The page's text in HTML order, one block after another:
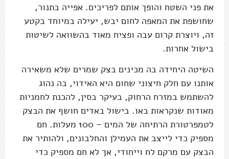
את פני השטח והופך אותם לפריכים. אפייה בתנור,
שחושפת את המאפה לחום יבש, יעילה במיוחד בקטע
זה, ויוצרת קרום עבה ופציח מאוד בהשוואה לשיטות
בישול אחרות.
השיטה היחידה בה מכינים בצק שמרים שלא משאירה
אותנו עם חלק חיצוני שחום היא האידוי, בה נהוג
להשתמש במזרח הרחוק, בעיקר בסין, להכנת לחמניות
מאודות שנקראות באו. בישול באדים חושף את הבצק
לטמפרטורת הרתיחה של המים – 100 מעלות. חם
מספיק כדי לייצב את העמילן והחלבונים, ולהותיר את
הבצק עם מרקם לח וייחודי, אך לא חם מספיק כדי